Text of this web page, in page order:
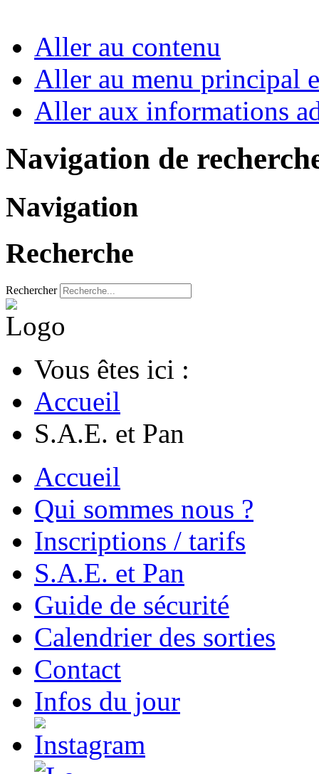
Aller au contenu
Aller au menu principal
Aller aux informations
Navigation de
Navigation
Recherche
Rechercher
Vous êtes ici :
Accueil
S.A.E. et Pan
Accueil
Qui sommes nous ?
Inscriptions / tarifs
S.A.E. et Pan
Guide de sécurité
Calendrier des sorties
Contact
Infos du jour